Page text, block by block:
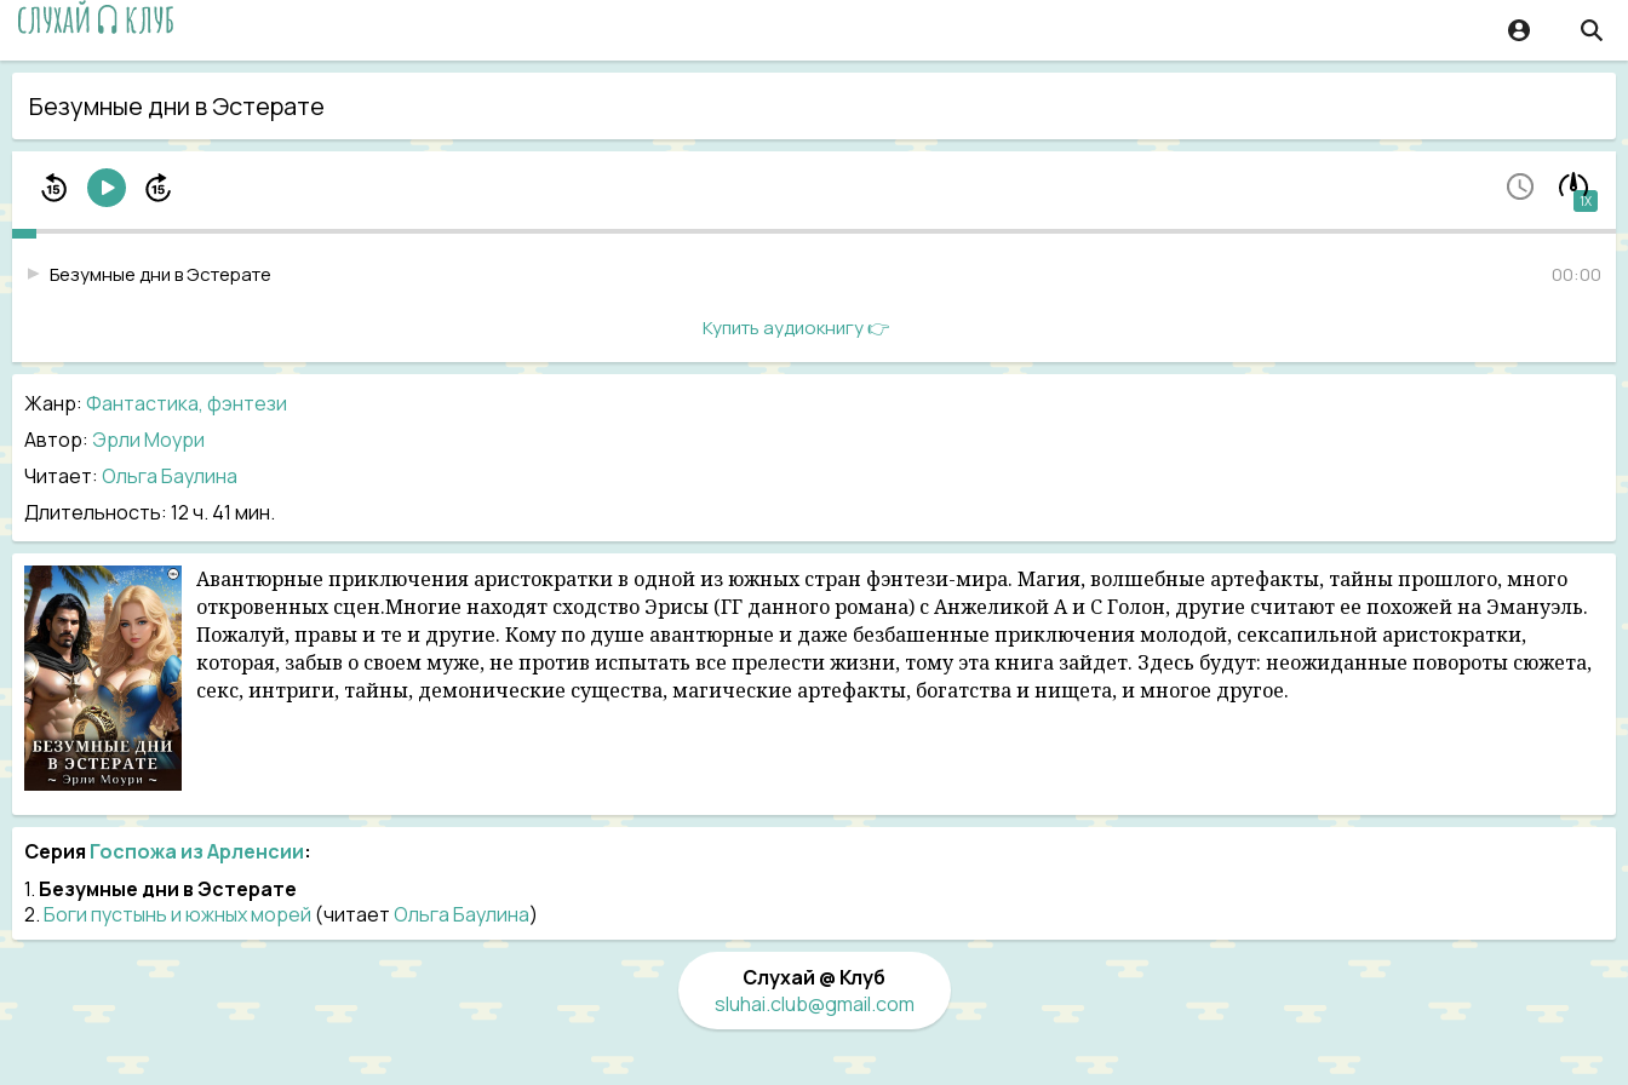
Безумные дни в Эстерате
1X
00:00
Безумные дни в Эстерате
Купить аудиокнигу 👉
Жанр: Фантастика, фэнтези
Автор: Эрли Моури
Читает: Ольга Баулина
Длительность: 12 ч. 41 мин.
Авантюрные приключения аристократки в одной из южных стран фэнтези-мира. Магия, волшебные артефакты, тайны прошлого, много
откровенных сцен.Многие находят сходство Эрисы (ГГ данного романа) с Анжеликой А и С Голон, другие считают ее похожей на Эмануэль.
Пожалуй, правы и те и другие. Кому по душе авантюрные и даже безбашенные приключения молодой, сексапильной аристократки,
которая, забыв о своем муже, не против испытать все прелести жизни, тому эта книга зайдет. Здесь будут: неожиданные повороты сюжета,
секс, интриги, тайны, демонические существа, магические артефакты, богатства и нищета, и многое другое.
Серия Госпожа из Арленсии:
1. Безумные дни в Эстерате
2.Боги пустынь и южных морей (читаетОльга Баулина)
Слухай @ Клуб
sluhai.club@gmail.com